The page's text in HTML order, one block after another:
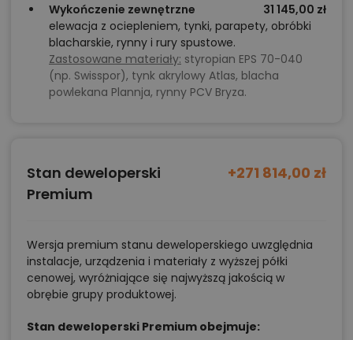
Wykończenie zewnętrzne
31 145,00 zł
elewacja z ociepleniem, tynki, parapety, obróbki
blacharskie, rynny i rury spustowe.
Zastosowane materiały: styropian EPS 70-040
(np. Swisspor), tynk akrylowy Atlas, blacha
powlekana Plannja, rynny PCV Bryza.
Stan deweloperski
Premium
+271 814,00 zł
Wersja premium stanu deweloperskiego uwzględnia
instalacje, urządzenia i materiały z wyższej półki
cenowej, wyróżniające się najwyższą jakością w
obrębie grupy produktowej.
Stan deweloperski Premium obejmuje: